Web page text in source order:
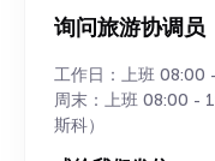
询问旅游协调员
工作日：上班 08:00
周末：上班 08:00 -
斯科）